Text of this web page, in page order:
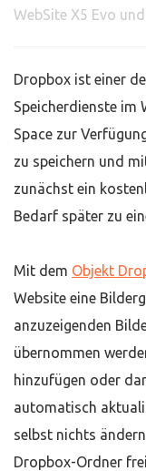
WebSite X5 Evo
Dropbox ist einer
Speicherdienste im
Space zur
zu speichern und
zunächst ein
Bedarf später zu
Mit dem Objekt
Website eine
anzuzeigenden
übernommen
hinzufügen oder
automatisch
selbst nichts
Dropbox-Ordner